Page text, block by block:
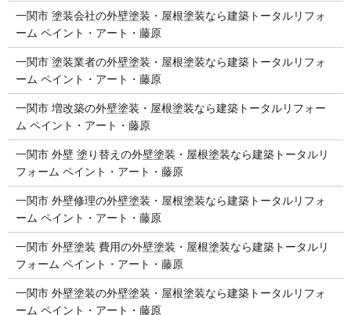
一関市 塗装会社の外壁塗装・屋根塗装なら建築トータルリフォ
ーム ペイント・アート・藤原
一関市 塗装業者の外壁塗装・屋根塗装なら建築トータルリフォ
ーム ペイント・アート・藤原
一関市 増改築の外壁塗装・屋根塗装なら建築トータルリフォー
ム ペイント・アート・藤原
一関市 外壁 塗り替えの外壁塗装・屋根塗装なら建築トータルリ
フォーム ペイント・アート・藤原
一関市 外壁修理の外壁塗装・屋根塗装なら建築トータルリフォ
ーム ペイント・アート・藤原
一関市 外壁塗装 費用の外壁塗装・屋根塗装なら建築トータルリ
フォーム ペイント・アート・藤原
一関市 外壁塗装の外壁塗装・屋根塗装なら建築トータルリフォ
ーム ペイント・アート・藤原